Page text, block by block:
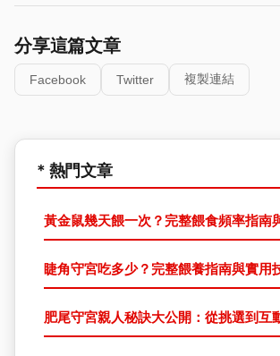
分享這篇文章
Facebook Twitter 複製連結
* 熱門文章
黃金鼠幾天餵一次？完整餵食頻率指南
睫角守宮吃多少？完整餵養指南與實用
肥尾守宮親人秘訣大公開：從挑選到互